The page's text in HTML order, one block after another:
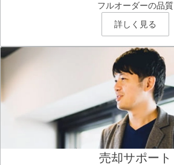
フルオーダーの品質
詳しく見る
売却サポート